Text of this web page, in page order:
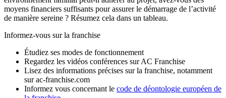
moyens financiers suffisants pour assurer le démarrage de l’activité
de manière sereine ? Résumez cela dans un tableau.
Informez-vous sur la franchise
Étudiez ses modes de fonctionnement
Regardez les vidéos conférences sur AC Franchise
Lisez des informations précises sur la franchise, notamment
sur ac-franchise.com
Informez vous concernant le code de déontologie européen de